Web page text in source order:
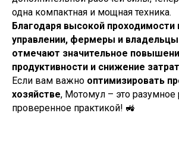
одна компактная и мощная техника.
Благодаря высокой проходимости
управлении, фермеры и
отмечают значительное
продуктивности и снижение затрат
Если вам важно оптимизировать
хозяйстве, Мотомул – это
проверенное практикой! 🚜